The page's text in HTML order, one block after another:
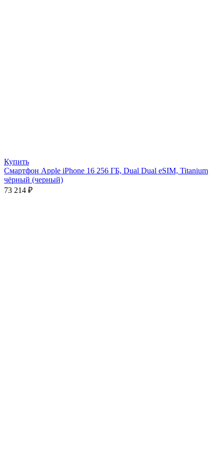
Купить
Смартфон Apple iPhone 16 256 ГБ, Dual Dual eSIM, Titanium
чёрный (черный)
73 214 ₽